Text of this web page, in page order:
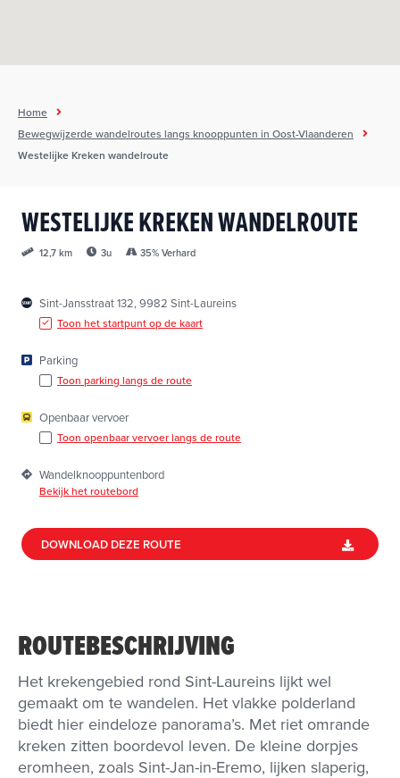
u
WESTELIJKE KREKEN WANDELROUTE
12,7 km 3u 35% Verhard
Sint-Jansstraat 132, 9982 Sint-Laureins
Toon het startpunt op de kaart
Parking
Toon parking langs de route
Openbaar vervoer
Toon openbaar vervoer langs de route
Wandelknooppuntenbord
Bekijk het routebord
DOWNLOAD DEZE ROUTE
Home
Bewegwijzerde wandelroutes langs knooppunten in Oost-Vlaanderen
Westelijke Kreken wandelroute
ROUTEBESCHRIJVING
Het krekengebied rond Sint-Laureins lijkt wel
gemaakt om te wandelen. Het vlakke polderland
biedt hier eindeloze panorama’s. Met riet omrande
kreken zitten boordevol leven. De kleine dorpjes
eromheen, zoals Sint-Jan-in-Eremo, lijken slaperig,